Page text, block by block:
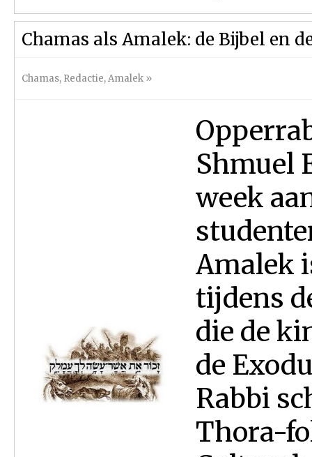
Chamas als Amalek: de Bijbel en
Chamas, Redactie,Amalek »
Shmuel
week
Amalek
tijdens
die de
de
Rabbi
Thora-